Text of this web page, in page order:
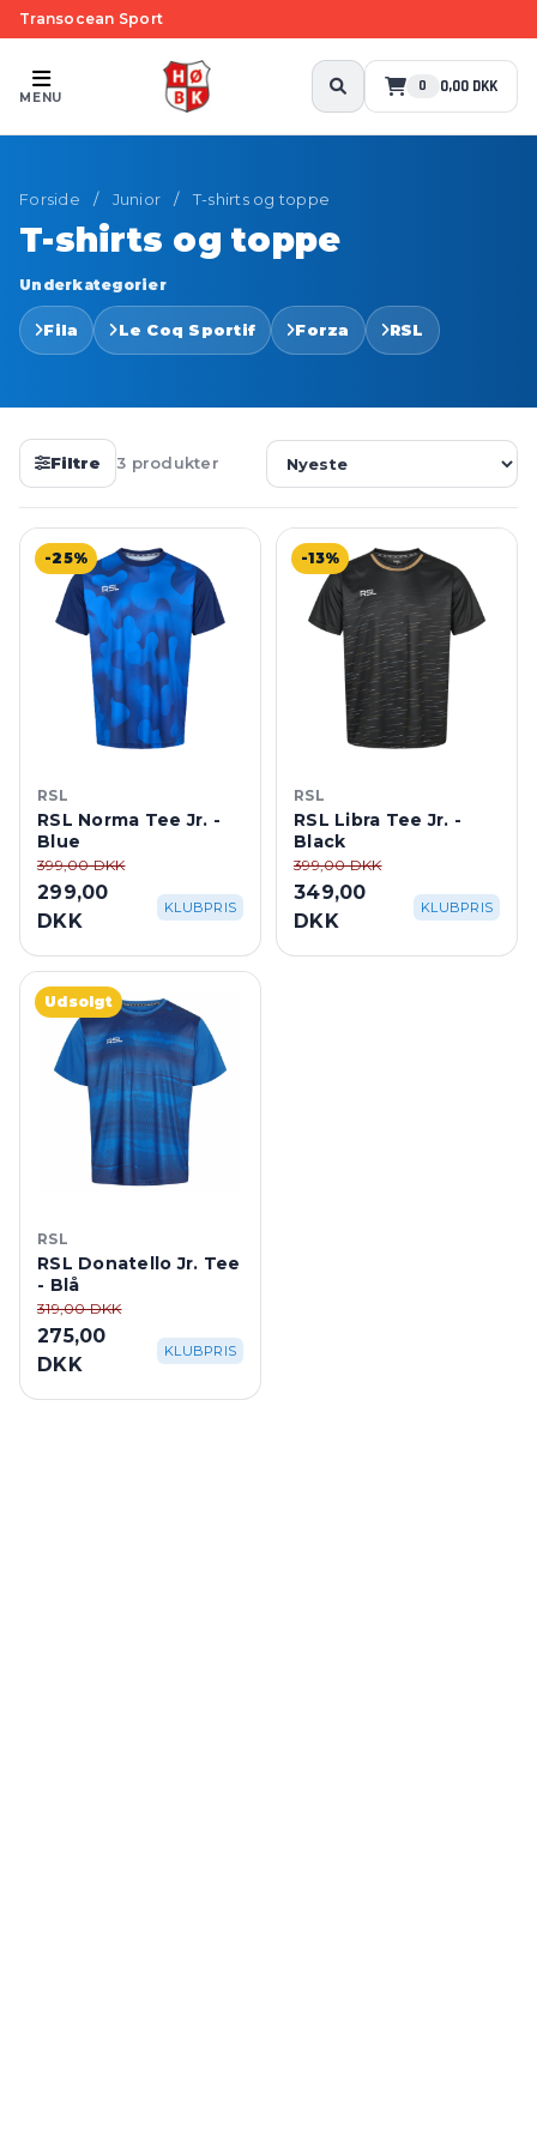
Transocean Sport
MENU
0 0,00 DKK
Forside / Junior / T-shirts og toppe
T-shirts og toppe
Underkategorier
Fila Le Coq Sportif Forza RSL
Filtre 3 produkter
-25%
RSL
RSL Norma Tee Jr. -
Blue
399,00 DKK
299,00
DKK
KLUBPRIS
-13%
RSL
RSL Libra Tee Jr. -
Black
399,00 DKK
349,00
DKK
KLUBPRIS
Udsolgt
RSL
RSL Donatello Jr. Tee
- Blå
319,00 DKK
275,00
DKK
KLUBPRIS